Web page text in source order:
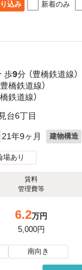
込み 新着のみ
歩9分 （豊橋鉄道線）
橋鉄道線）
鉄道線）
台6丁目
21年9ヶ月 建物構造
場あり
賃料
管理費等
6.2万円
5,000円
南向き